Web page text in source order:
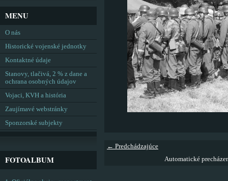
← Predchádzajúce
Automatické
MENU
O nás
Historické vojenské jednotky
Kontaktné údaje
Stanovy, tlačivá, 2 % z dane a
ochrana osobných údajov
Vojaci, KVH a história
Zaujímavé webstránky
Sponzorské subjekty
FOTOALBUM